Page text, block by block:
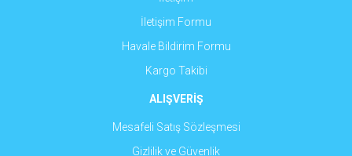
Gönder
İletişim Formu
Havale Bildirim Formu
Kargo Takibi
ALIŞVERİŞ
Mesafeli Satış Sözleşmesi
Gizlilik ve Güvenlik